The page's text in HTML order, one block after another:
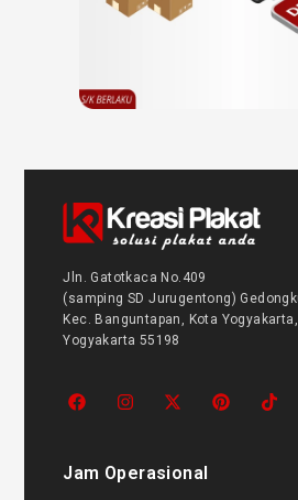
Jln. Gatotkaca No.409
(samping SD Jurugentong)
Kec. Banguntapan, Kota
Yogyakarta 55198
Jam Operasional